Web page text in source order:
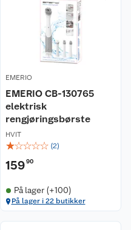
EMERIO
EMERIO CB-130765
elektrisk
rengjøringsbørste
HVIT
☆☆☆☆☆ (2)
15990
På lager (+100)
På lager i 22 butikker